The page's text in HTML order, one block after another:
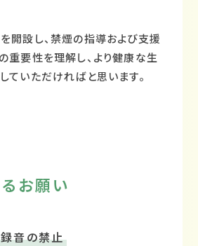
開設し、禁煙の指導および支援
重要性を理解し、より健康な生
ていただければと思います。
お願い
音の禁止